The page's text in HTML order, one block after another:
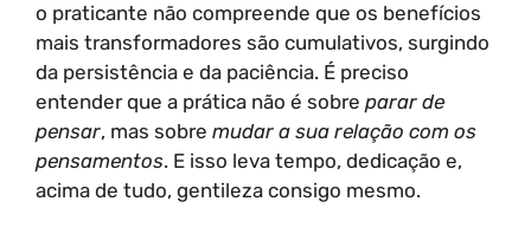
o praticante não compreende que os benefícios
mais transformadores são cumulativos, surgindo
da persistência e da paciência. É preciso
entender que a prática não é sobre parar de
pensar, mas sobre mudar a sua relação com os
pensamentos. E isso leva tempo, dedicação e,
acima de tudo, gentileza consigo mesmo.